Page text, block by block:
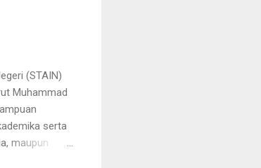
(STAIN)
Muhammad
serta
maupun